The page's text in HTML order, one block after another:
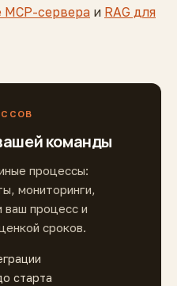
сервера и RAG для
команды
процессы:
мониторинги,
ваш процесс и
сроков.
старта